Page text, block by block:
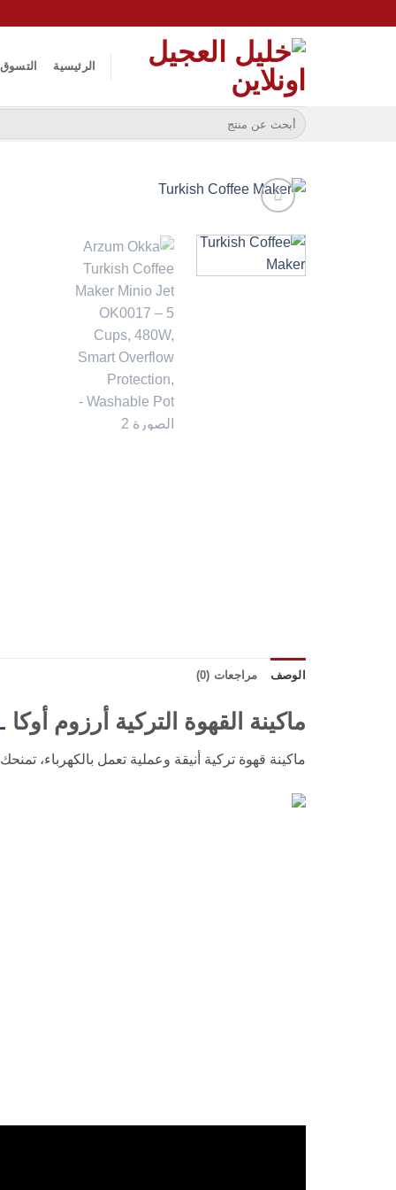
الرئيسية التسوق
البحث
عن:
الوصف مراجعات (0)
ماكينة القهوة التركية أرزوم أوكا
ماكينة قهوة تركية أنيقة وعملية تعمل بالكهرباء،